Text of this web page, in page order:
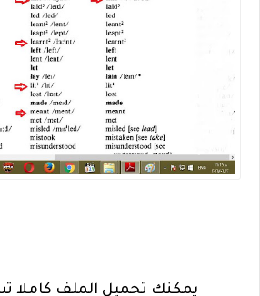
يمكنك تحميل الملف كاملا